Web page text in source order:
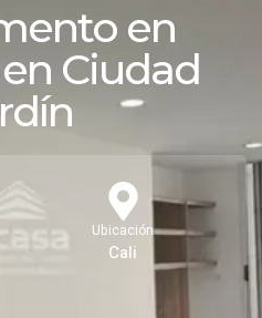
en
Ciudad
Ubicación
Cali